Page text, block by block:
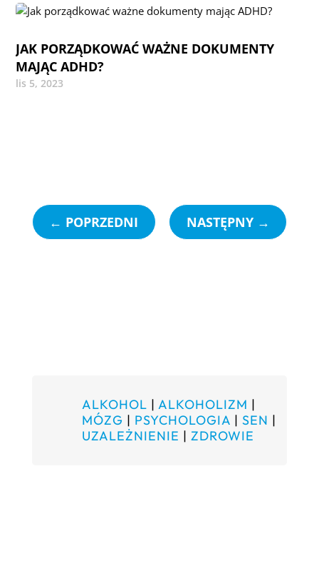
JAK PORZĄDKOWAĆ WAŻNE DOKUMENTY
MAJĄC ADHD?
lis 5, 2023
← POPRZEDNI NASTĘPNY→
ALKOHOL | ALKOHOLIZM |
MÓZG | PSYCHOLOGIA | SEN |
UZALEŻNIENIE | ZDROWIE